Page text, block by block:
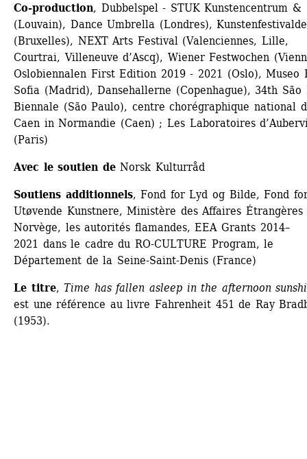
Co-production, Dubbelspel - STUK Kunstencentrum &
(Louvain), Dance Umbrella (Londres),
(Bruxelles), NEXT Arts Festival (Valenciennes, Lille,
Courtrai, Villeneuve d’Ascq), Wiener Festwochen
Oslobiennalen First Edition 2019 - 2021 (Oslo), Museo
Sofia (Madrid), Dansehallerne (Copenhague), 34th São
Biennale (São Paulo), centre chorégraphique national
Caen in Normandie (Caen) ; Les Laboratoires
(Paris)
Avec le soutien deNorsk Kulturråd
Soutiens additionnels, Fond for Lyd og Bilde, Fond
Utøvende Kunstnere, Ministère des Affaires Étrangères
Norvège, les autorités flamandes, EEA Grants 2014–
2021 dans le cadre du RO-CULTURE Program, le
Département de la Seine-Saint-Denis (France)
Le titre, Time has fallen asleep in the afternoon
est une référence au livre Fahrenheit 451 de Ray
(1953).